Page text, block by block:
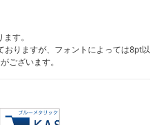
す。
おりますが、フォントによっては8pt以
ございます。